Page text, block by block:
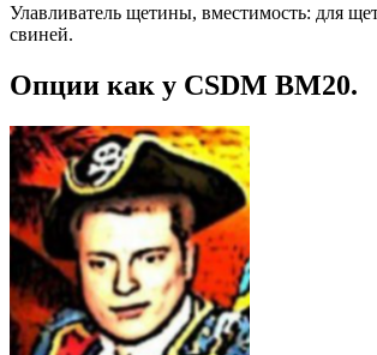
Улавливатель щетины, вместимость: для
свиней.
Опции как у CSDM BM20.